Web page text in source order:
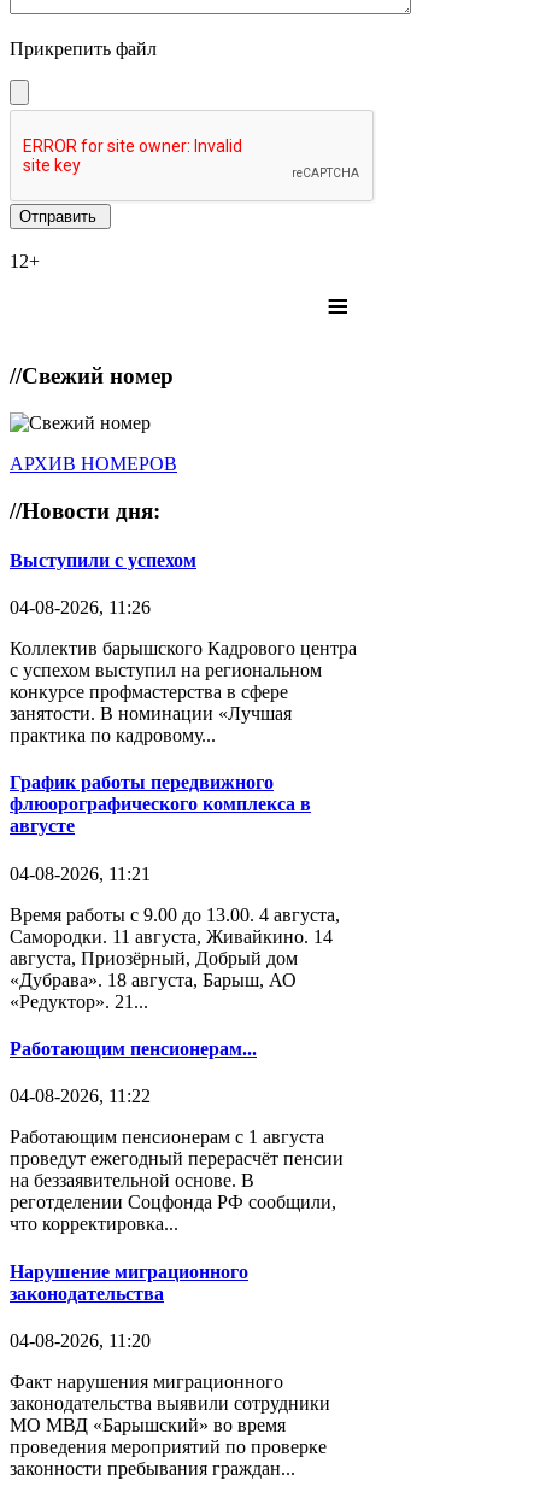
Прикрепить файл
12+
≡
//Свежий номер
АРХИВ НОМЕРОВ
//Новости дня:
Выступили с успехом
04-08-2026, 11:26
Коллектив барышского Кадрового центра
с успехом выступил на региональном
конкурсе профмастерства в сфере
занятости. В номинации «Лучшая
практика по кадровому...
График работы передвижного
флюорографического комплекса в
августе
04-08-2026, 11:21
Время работы с 9.00 до 13.00. 4 августа,
Самородки. 11 августа, Живайкино. 14
августа, Приозёрный, Добрый дом
«Дубрава». 18 августа, Барыш, АО
«Редуктор». 21...
Работающим пенсионерам...
04-08-2026, 11:22
Работающим пенсионерам с 1 августа
проведут ежегодный перерасчёт пенсии
на беззаявительной основе. В
реготделении Соцфонда РФ сообщили,
что корректировка...
Нарушение миграционного
законодательства
04-08-2026, 11:20
Факт нарушения миграционного
законодательства выявили сотрудники
МО МВД «Барышский» во время
проведения мероприятий по проверке
законности пребывания граждан...